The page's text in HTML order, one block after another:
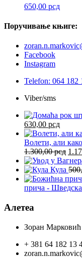
650,00 рсд
Поручивање књиге:
Facebook
Instagram
Telefon: 064 182
Viber/sms
Оригинална
цена
је
била:
700,00 рсд.
630,00 рсд
цена
је:
Волети, али
1.300,00рсд
је
Кула
прича -
Алетеа
Зоран Марковић
+ 381 64 182 13